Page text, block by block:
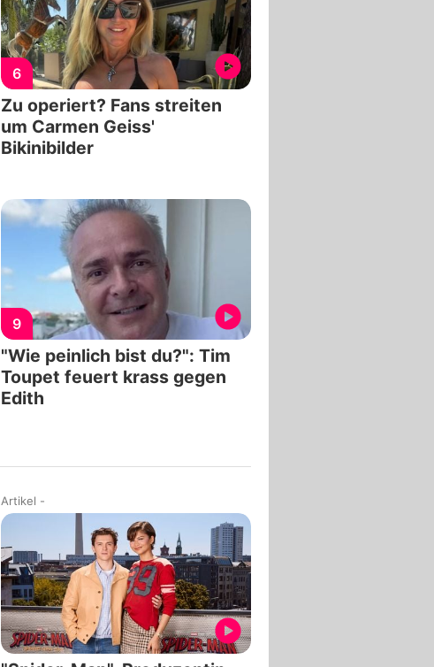
6
Zu operiert? Fans streiten
um Carmen Geiss'
Bikinibilder
9
"Wie peinlich bist du?": Tim
Toupet feuert krass gegen
Edith
Artikel -